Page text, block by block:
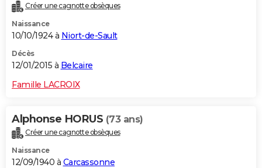
Créer une cagnotte obsèques
Naissance
10/10/1924 à Niort-de-Sault
Décès
12/01/2015 à Belcaire
Famille LACROIX
Alphonse HORUS (73 ans)
Créer une cagnotte obsèques
Naissance
12/09/1940 à Carcassonne